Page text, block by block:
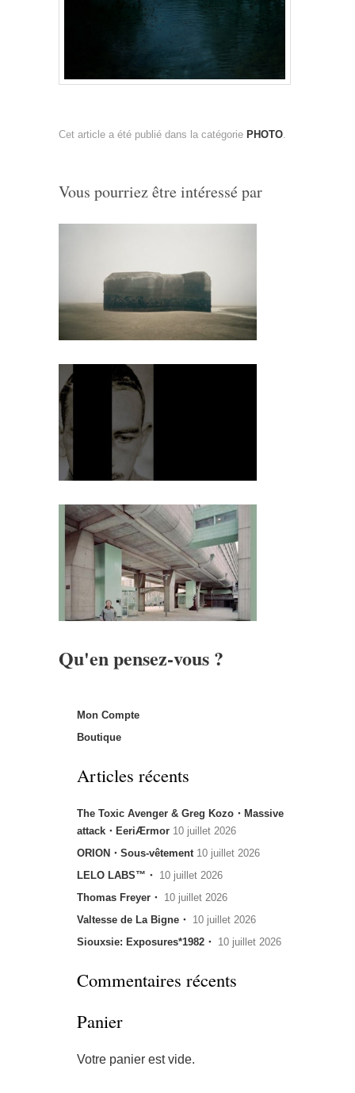
Cet article a été publié dans la catégorie PHOTO
Vous pourriez être intéressé par
Qu'en pensez-vous ?
Mon Compte
Boutique
Articles récents
The Toxic Avenger & Greg Kozo・Massive
attack・EeriÆrmor 10 juillet 2026
ORION・Sous-vêtement 10 juillet 2026
LELO LABS™・ 10 juillet 2026
Thomas Freyer・ 10 juillet 2026
Valtesse de La Bigne・ 10 juillet 2026
Siouxsie: Exposures*1982・ 10 juillet 2026
Commentaires récents
Panier
Votre panier est vide.